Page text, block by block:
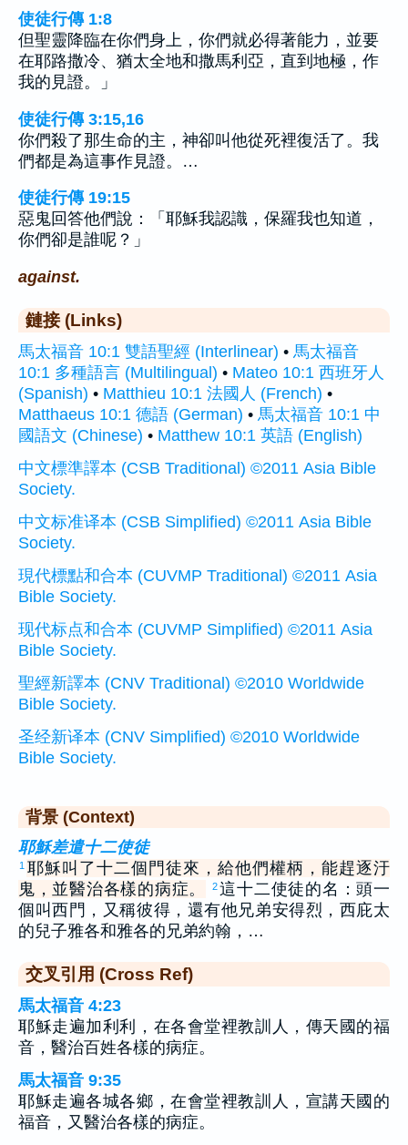
使徒行傳 1:8
但聖靈降臨在你們身上，你們就必得著能力，並要
在耶路撒冷、猶太全地和撒馬利亞，直到地極，作
我的見證。」
使徒行傳 3:15,16
你們殺了那生命的主，神卻叫他從死裡復活了。我
們都是為這事作見證。…
使徒行傳 19:15
惡鬼回答他們說：「耶穌我認識，保羅我也知道，
你們卻是誰呢？」
against.
鏈接 (Links)
馬太福音 10:1 雙語聖經 (Interlinear) • 馬太福音
10:1 多種語言 (Multilingual) • Mateo 10:1 西班牙人
(Spanish) • Matthieu 10:1 法國人 (French) •
Matthaeus 10:1 德語 (German) • 馬太福音 10:1 中
國語文 (Chinese) • Matthew 10:1 英語 (English)
中文標準譯本 (CSB Traditional) ©2011 Asia Bible
Society.
中文标准译本 (CSB Simplified) ©2011 Asia Bible
Society.
現代標點和合本 (CUVMP Traditional) ©2011 Asia
Bible Society.
现代标点和合本 (CUVMP Simplified) ©2011 Asia
Bible Society.
聖經新譯本 (CNV Traditional) ©2010 Worldwide
Bible Society.
圣经新译本 (CNV Simplified) ©2010 Worldwide
Bible Society.
背景 (Context)
耶穌差遣十二使徒
1 耶穌叫了十二個門徒來，給他們權柄，能趕逐汙
鬼，並醫治各樣的病症。
2這十二使徒的名：頭一
個叫西門，又稱彼得，還有他兄弟安得烈，西庇太
的兒子雅各和雅各的兄弟約翰，…
交叉引用 (Cross Ref)
馬太福音 4:23
耶穌走遍加利利，在各會堂裡教訓人，傳天國的福
音，醫治百姓各樣的病症。
馬太福音 9:35
耶穌走遍各城各鄉，在會堂裡教訓人，宣講天國的
福音，又醫治各樣的病症。